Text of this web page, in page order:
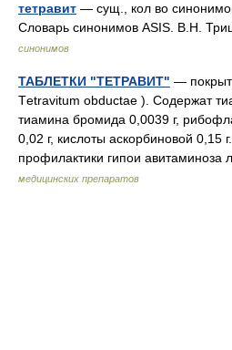
тетравит — сущ., кол во
Словарь синонимов ASIS. В.Н.
синонимов
ТАБЛЕТКИ "ТЕТРАВИТ" —
Тetrаvitum obductае ). Содержат
тиамина бромида 0,0039 г,
0,02 г, кислоты аскорбиновой 0,15
профилактики гипои
медицинских препаратов